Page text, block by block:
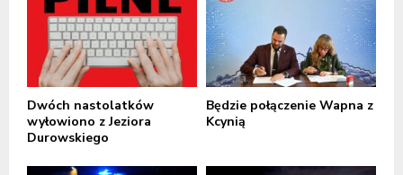
Dwóch nastolatków
wyłowiono z Jeziora
Durowskiego
Będzie połączenie Wapna z
Kcynią